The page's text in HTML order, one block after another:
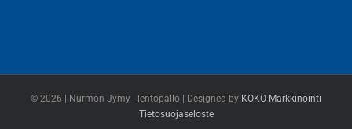
© 2026 | Nurmon Jymy - lentopallo | Designed by KOKO-Markkinointi
Tietosuojaseloste